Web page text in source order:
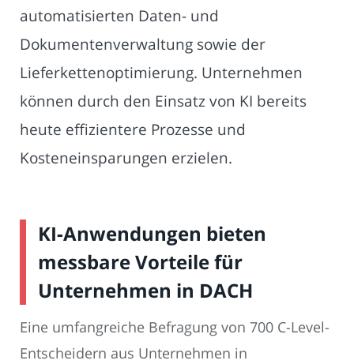
automatisierten Daten- und
Dokumentenverwaltung sowie der
Lieferkettenoptimierung. Unternehmen
können durch den Einsatz von KI bereits
heute effizientere Prozesse und
Kosteneinsparungen erzielen.
KI-Anwendungen bieten
messbare Vorteile für
Unternehmen in DACH
Eine umfangreiche Befragung von 700 C-Level-
Entscheidern aus Unternehmen in